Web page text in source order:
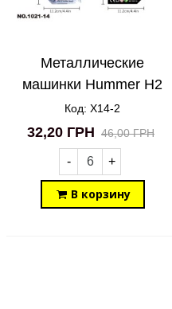
Металлические
машинки Hummer H2
X14-2
Код: X14-2
32,20 ГРН 46,00 ГРН
- +
В корзину